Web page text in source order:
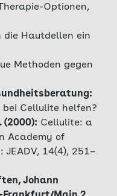
Optionen,
die Hautdellen ein
Methoden gegen
bei Cellulite helfen?
(2000): Cellulite: a
Academy of
14(4), 251–
Johann